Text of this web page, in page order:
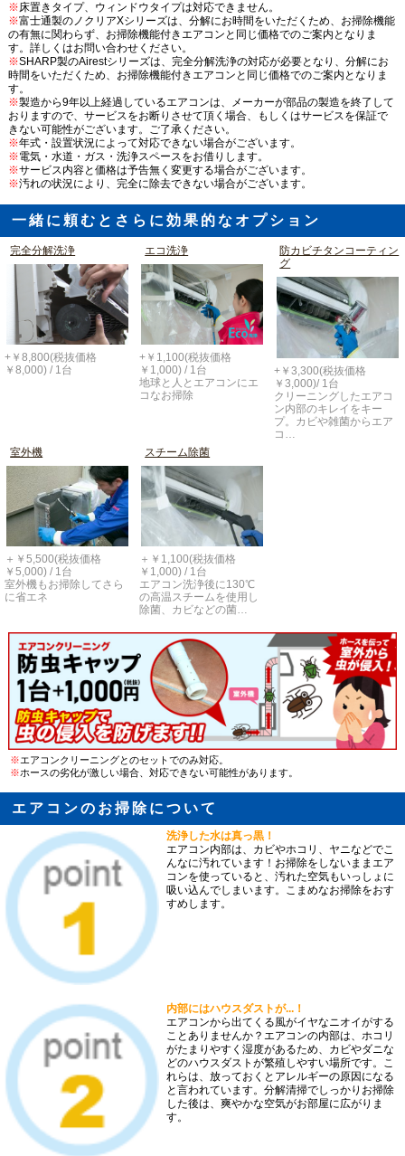
※床置きタイプ、ウィンドウタイプは対応できません。
※富士通製のノクリアXシリーズは、分解にお時間をいただくため、お掃除機能
の有無に関わらず、お掃除機能付きエアコンと同じ価格でのご案内となりま
す。詳しくはお問い合わせください。
※SHARP製のAirestシリーズは、完全分解洗浄の対応が必要となり、分解にお
時間をいただくため、お掃除機能付きエアコンと同じ価格でのご案内となりま
す。
※製造から9年以上経過しているエアコンは、メーカーが部品の製造を終了して
おりますので、サービスをお断りさせて頂く場合、もしくはサービスを保証で
きない可能性がございます。ご了承ください。
※年式・設置状況によって対応できない場合がございます。
※電気・水道・ガス・洗浄スペースをお借りします。
※サービス内容と価格は予告無く変更する場合がございます。
※汚れの状況により、完全に除去できない場合がございます。
一緒に頼むとさらに効果的なオプション
完全分解洗浄
+￥8,800(税抜価格
￥8,000) / 1台
エコ洗浄
+￥1,100(税抜価格
￥1,000) / 1台
地球と人とエアコンにエ
コなお掃除
防カビチタンコーティン
グ
+￥3,300(税抜価格
￥3,000)/ 1台
クリーニングしたエアコ
ン内部のキレイをキー
プ。カビや雑菌からエア
コ…
室外機
＋￥5,500(税抜価格
￥5,000) / 1台
室外機もお掃除してさら
に省エネ
スチーム除菌
＋￥1,100(税抜価格
￥1,000) / 1台
エアコン洗浄後に130℃
の高温スチームを使用し
除菌、カビなどの菌…
※エアコンクリーニングとのセットでのみ対応。
※ホースの劣化が激しい場合、対応できない可能性があります。
エアコンのお掃除について
洗浄した水は真っ黒！
エアコン内部は、カビやホコリ、ヤニなどでこ
んなに汚れています！お掃除をしないままエア
コンを使っていると、汚れた空気もいっしょに
吸い込んでしまいます。こまめなお掃除をおす
すめします。
内部にはハウスダストが...！
エアコンから出てくる風がイヤなニオイがする
ことありませんか？エアコンの内部は、ホコリ
がたまりやすく湿度があるため、カビやダニな
どのハウスダストが繁殖しやすい場所です。こ
れらは、放っておくとアレルギーの原因になる
と言われています。分解清掃でしっかりお掃除
した後は、爽やかな空気がお部屋に広がりま
す。